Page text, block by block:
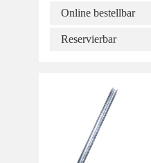
Online bestellbar
Reservierbar